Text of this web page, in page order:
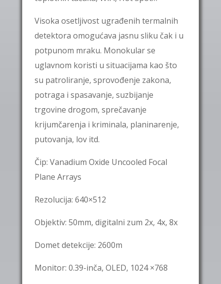
Visoka osetljivost ugrađenih termalnih
detektora omogućava jasnu sliku čak i u
potpunom mraku. Monokular se
uglavnom koristi u situacijama kao što
su patroliranje, sprovođenje zakona,
potraga i spasavanje, suzbijanje
trgovine drogom, sprečavanje
krijumčarenja i kriminala, planinarenje,
putovanja, lov itd.
Čip: Vanadium Oxide Uncooled Focal
Plane Arrays
Rezolucija: 640×512
Objektiv: 50mm, digitalni zum 2x, 4x, 8x
Domet detekcije: 2600m
Monitor: 0.39-inča, OLED, 1024 ×768